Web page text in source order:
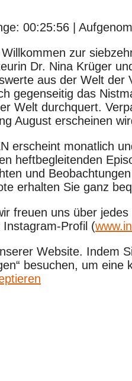
00:25:56
zur
Dr. Nina Krüger
aus der Welt
gegenseitig das
Welt durchquert.
August erscheinen
erscheint monatlich
heftbegleitenden
und
erhalten Sie ganz
freuen uns über
Instagram-Profil (
Website. Indem
besuchen, um eine